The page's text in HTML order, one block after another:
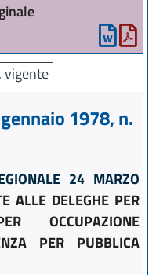
vigente
gennaio 1978, n.
24 MARZO
ALLE DELEGHE PER
OCCUPAZIONE
PER PUBBLICA